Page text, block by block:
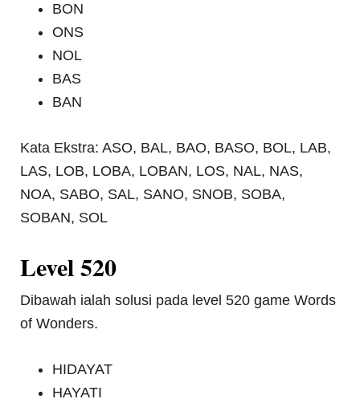
BON
ONS
NOL
BAS
BAN
Kata Ekstra: ASO, BAL, BAO, BASO, BOL, LAB,
LAS, LOB, LOBA, LOBAN, LOS, NAL, NAS,
NOA, SABO, SAL, SANO, SNOB, SOBA,
SOBAN, SOL
Level 520
Dibawah ialah solusi pada level 520 game Words
of Wonders.
HIDAYAT
HAYATI